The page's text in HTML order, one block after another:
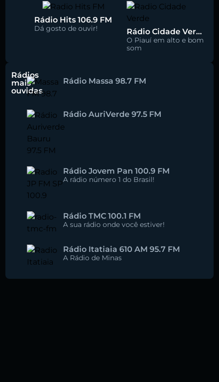
Rádio Hits 106.9 FM
Dá gosto de ouvir! Rádio Cidade Verde 93.5 FM
O Piauí em alto e bom
som
Rádios
mais
ouvidas
Rádio Massa 98.7 FM
Rádio AuriVerde 97.5 FM
Rádio Jovem Pan 100.9 FM
A rádio número 1 do Brasil!
Rádio TMC 100.1 FM
A sua rádio onde você estiver!
Rádio Itatiaia 610 AM 95.7 FM
A Rádio de Minas